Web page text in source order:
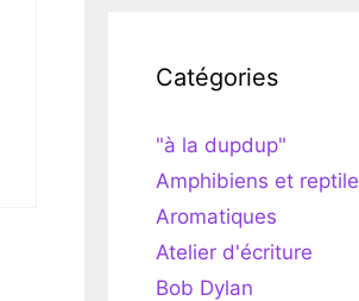
Catégories
"à la dupdup"
Amphibiens et
Aromatiques
Atelier d'écriture
Bob Dylan